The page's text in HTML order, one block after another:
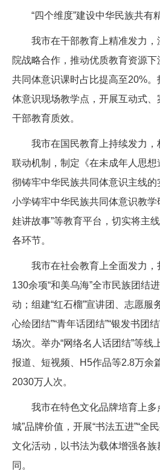
“四个维度”建设中华民族共有
我市在干部教育上精准发力
院战略合作，推动优质教育资源
共同体意识课时占比提高至20%。
体意识现场教学点，开展互动式
干部教育质效。
我市在国民教育上持续发力，
联动机制，制定《在未成年人思
彻铸牢中华民族共同体意识主线
小学铸牢中华民族共同体意识教学
娃讲故事”等教育平台，切实将主
各环节。
我市在社会教育上全面发力
130余项“和美乌海”全市民族团结
动；组建“红石榴”宣讲团、志愿服
心绘团结”“青年话团结”“银发书团
场次。举办“网络名人话团结”等线
报道、短视频、H5作品等2.8万余
2030万人次。
我市在特色文化品牌培育上多
城”品牌价值，开展“书法五进”“全
文化活动，以书法为载体增强各族
同。